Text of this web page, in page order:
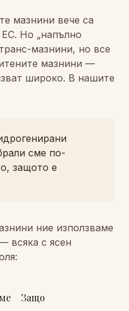
мазнини вече са
ЕС. Но „напълно
мазнини, но все
мазнини —
широко. В нашите
сме по-
защото е
ние използваме
всяка с ясен
Защо